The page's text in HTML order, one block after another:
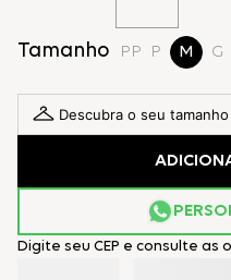
Tamanho PP P M G
Descubra o seu tamanho
Digite seu CEP e consulte as